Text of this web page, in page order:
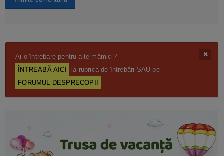
Ai o întrebare pentru alte mămici?
ÎNTREABĂ AICI
la rubrica de întrebări SAU pe
FORUMUL DESPRECOPII